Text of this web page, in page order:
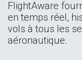
FlightAware
en temps réel,
vols à tous les
aéronautique.